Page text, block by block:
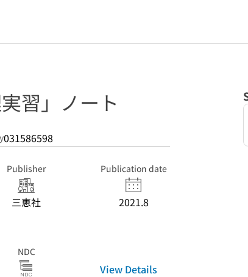
習」ノート
031586598
Publisher
三恵社
Publication date
2021.8
NDC
View Details